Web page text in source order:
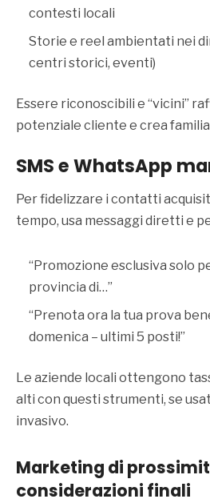
contesti locali
Storie e reel ambientati nei
centri storici, eventi)
Essere riconoscibili e “vicini”
potenziale cliente e crea
SMS eWhatsApp
Per fidelizzare i contatti
tempo, usa messaggi diretti e
“Promozione esclusiva solo
provincia di…”
“Prenota ora la tua prova
domenica – ultimi 5 posti!”
Le aziende locali ottengono
alti con questi strumenti, se
invasivo.
Marketing di
considerazioni finali